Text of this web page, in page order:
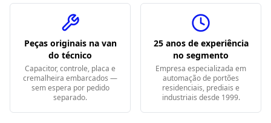
Peças originais na van
do técnico
Capacitor, controle, placa e
cremalheira embarcados —
sem espera por pedido
separado.
25 anos de experiência
no segmento
Empresa especializada em
automação de portões
residenciais, prediais e
industriais desde 1999.